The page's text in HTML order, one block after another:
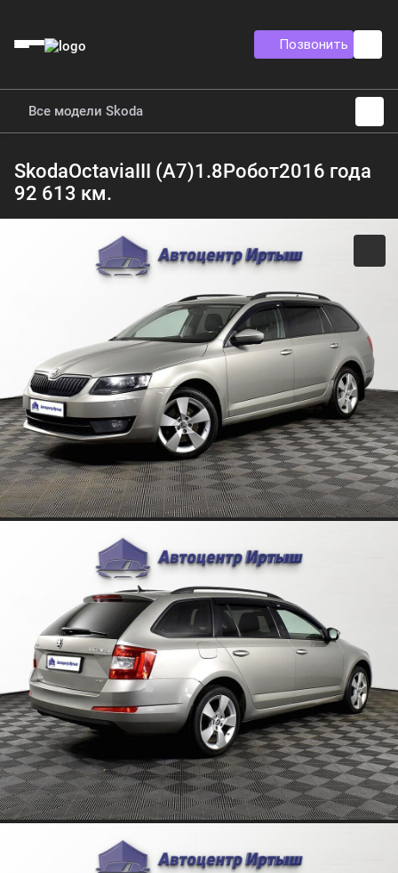
Позвонить
Все модели Skoda
SkodaOctaviaIII (A7)1.8Робот2016 года
92 613 км.